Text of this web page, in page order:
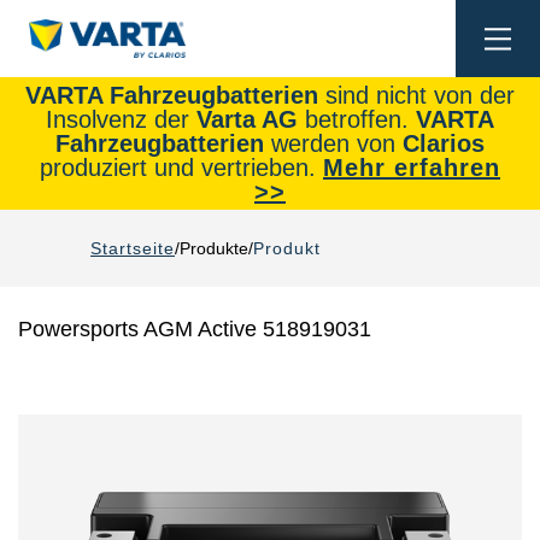
VARTA Fahrzeugbatterien sind nicht von der
Insolvenz der Varta AG betroffen. VARTA
Fahrzeugbatterien werden von Clarios
produziert und vertrieben. Mehr erfahren
>>
Startseite Produkte Produkt
Powersports AGM Active 518919031